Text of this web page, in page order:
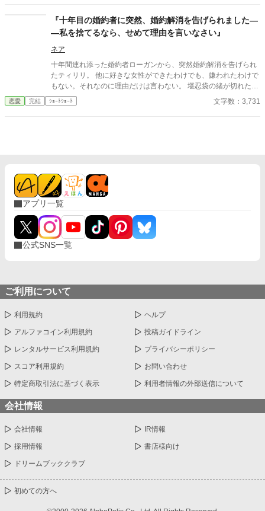
に想い人がいる。気持ちが迷惑。諦めろ。時間の無駄。彼は止ま
らず話し続ける。彼が口を開く度に、まるで弾丸のように心を抉
っていった。 ＊＊＊＊＊＊ ・執筆時間空けてしまった間に途中過
程が気に食わなくなったので、設定などを少し変えて改稿してい
ます。
『十年目の婚約者に突然、婚約解消を告げられました―
―私を捨てるなら、せめて理由を言いなさい』
ネア
十年間連れ添った婚約者ローガンから、突然婚約解消を告げられ
たティリリ。 他に好きな女性ができたわけでも、嫌われたわけで
もない。それなのに理由だけは言わない。 堪忍袋の緒が切れたテ
ィリリは、ついにローガンの頬を平手打ちする。 「私を捨てるな
ら、せめて理由を言いなさい」 十年間一度も「好き」と言わなか
恋愛 完結 ｼｮｰﾄｼｮｰﾄ 文字数：3,731
アプリ一覧
公式SNS一覧
ご利用について
利用規約 ヘルプ
アルファコイン利用規約 投稿ガイドライン
レンタルサービス利用規約 プライバシーポリシー
スコア利用規約 お問い合わせ
特定商取引法に基づく表示 利用者情報の外部送信について
会社情報
会社情報 IR情報
採用情報 書店様向け
ドリームブッククラブ
初めての方へ